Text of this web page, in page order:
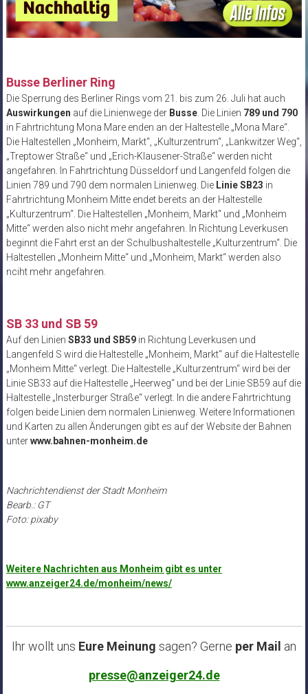
Busse Berliner Ring
Die Sperrung des Berliner Rings vom 21. bis zum 26. Juli hat auch
Auswirkungen auf die Linienwege derBusse. Die Linien 789 und 790
in Fahrtrichtung Mona Mare enden an der Haltestelle „Mona Mare“.
Die Haltestellen „Monheim, Markt“, „Kulturzentrum“, „Lankwitzer Weg“,
„Treptower Straße“ und „Erich-Klausener-Straße“ werden nicht
angefahren. In Fahrtrichtung Düsseldorf und Langenfeld folgen die
Linien 789 und 790 dem normalen Linienweg. DieLinie SB23 in
Fahrtrichtung Monheim Mitte endet bereits an der Haltestelle
„Kulturzentrum“. Die Haltestellen „Monheim, Markt“ und „Monheim
Mitte“ werden also nicht mehr angefahren. In Richtung Leverkusen
beginnt die Fahrt erst an der Schulbushaltestelle „Kulturzentrum“. Die
Haltestellen „Monheim Mitte“ und „Monheim, Markt“ werden also
nciht mehr angefahren.
SB 33 und SB 59
Auf den Linien SB33 und SB59in Richtung Leverkusen und
Langenfeld S wird die Haltestelle „Monheim, Markt“ auf die Haltestelle
„Monheim Mitte“ verlegt. Die Haltestelle „Kulturzentrum“ wird bei der
Linie SB33 auf die Haltestelle „Heerweg“ und bei der Linie SB59 auf die
Haltestelle „Insterburger Straße“ verlegt. In die andere Fahrtrichtung
folgen beide Linien dem normalen Linienweg. Weitere Informationen
und Karten zu allen Änderungen gibt es auf der Website der Bahnen
unterwww.bahnen-monheim.de
Nachrichtendienst der Stadt Monheim
Bearb.: GT
Foto: pixaby
Weitere Nachrichten aus Monheim gibt es unter
www.anzeiger24.de/monheim/news/
Ihr wollt uns Eure Meinung sagen? Gerne per Mail an
presse@anzeiger24.de